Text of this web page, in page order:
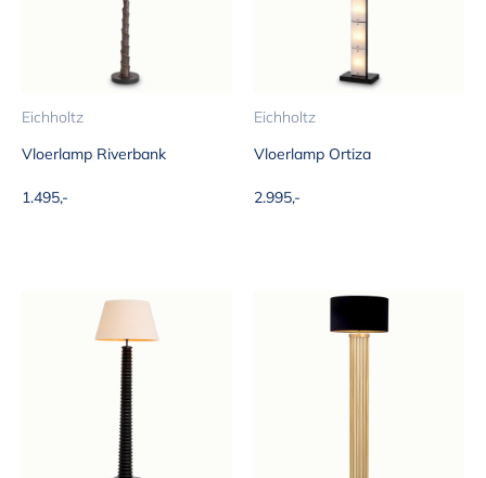
Eichholtz
Vloerlamp Riverbank
Aanbiedingsprijs
1.495,-
Eichholtz
Vloerlamp Ortiza
Aanbiedingsprijs
2.995,-